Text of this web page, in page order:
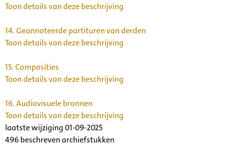
Toon details van deze beschrijving
14.Geannoteerde partituren van derden
Toon details van deze beschrijving
15.Composities
Toon details van deze beschrijving
16.Audiovisuele bronnen
Toon details van deze beschrijving
laatste wijziging 01-09-2025
496 beschreven archiefstukken